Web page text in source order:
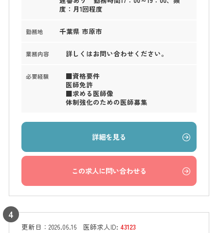
度：月1回程度
勤務地 千葉県 市原市
業務内容 詳しくはお問い合わせください。
必要経験
■資格要件
医師免許
■求める医師像
体制強化のための医師募集
詳細を見る
この求人に問い合わせる
更新日： 2026.06.16 医師求人ID: 43123